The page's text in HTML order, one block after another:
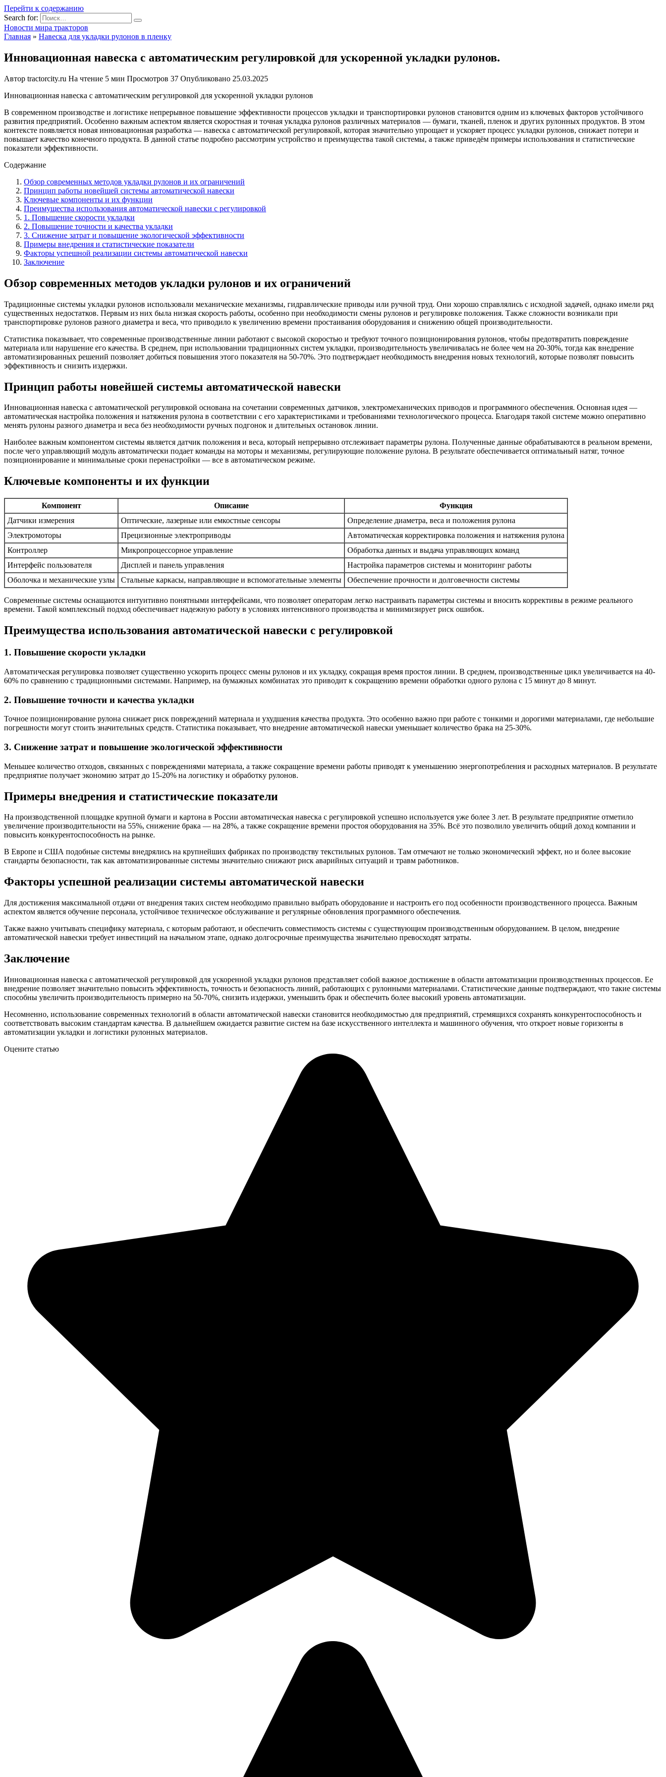
Перейти к содержанию
Search for:
Новости мира тракторов
Главная » Навеска для укладки рулонов в пленку
Инновационная навеска с автоматическим регулировкой для ускоренной укладки рулонов.
Автор tractorcity.ru На чтение 5 мин Просмотров 37 Опубликовано 25.03.2025
Инновационная навеска с автоматическим регулировкой для ускоренной укладки рулонов
В современном производстве и логистике непрерывное повышение эффективности процессов укладки и транспортировки рулонов становится одним из ключевых факторов устойчивого
развития предприятий. Особенно важным аспектом является скоростная и точная укладка рулонов различных материалов — бумаги, тканей, пленок и других рулонных продуктов. В этом
контексте появляется новая инновационная разработка — навеска с автоматической регулировкой, которая значительно упрощает и ускоряет процесс укладки рулонов, снижает потери и
повышает качество конечного продукта. В данной статье подробно рассмотрим устройство и преимущества такой системы, а также приведём примеры использования и статистические
показатели эффективности.
Содержание
Обзор современных методов укладки рулонов и их ограничений
Принцип работы новейшей системы автоматической навески
Ключевые компоненты и их функции
Преимущества использования автоматической навески с регулировкой
1. Повышение скорости укладки
2. Повышение точности и качества укладки
3. Снижение затрат и повышение экологической эффективности
Примеры внедрения и статистические показатели
Факторы успешной реализации системы автоматической навески
Заключение
Обзор современных методов укладки рулонов и их ограничений
Традиционные системы укладки рулонов использовали механические механизмы, гидравлические приводы или ручной труд. Они хорошо справлялись с исходной задачей, однако имели ряд
существенных недостатков. Первым из них была низкая скорость работы, особенно при необходимости смены рулонов и регулировке положения. Также сложности возникали при
транспортировке рулонов разного диаметра и веса, что приводило к увеличению времени простаивания оборудования и снижению общей производительности.
Статистика показывает, что современные производственные линии работают с высокой скоростью и требуют точного позиционирования рулонов, чтобы предотвратить повреждение
материала или нарушение его качества. В среднем, при использовании традиционных систем укладки, производительность увеличивалась не более чем на 20-30%, тогда как внедрение
автоматизированных решений позволяет добиться повышения этого показателя на 50-70%. Это подтверждает необходимость внедрения новых технологий, которые позволят повысить
эффективность и снизить издержки.
Принцип работы новейшей системы автоматической навески
Инновационная навеска с автоматической регулировкой основана на сочетании современных датчиков, электромеханических приводов и программного обеспечения. Основная идея —
автоматическая настройка положения и натяжения рулона в соответствии с его характеристиками и требованиями технологического процесса. Благодаря такой системе можно оперативно
менять рулоны разного диаметра и веса без необходимости ручных подгонок и длительных остановок линии.
Наиболее важным компонентом системы является датчик положения и веса, который непрерывно отслеживает параметры рулона. Полученные данные обрабатываются в реальном времени,
после чего управляющий модуль автоматически подает команды на моторы и механизмы, регулирующие положение рулона. В результате обеспечивается оптимальный натяг, точное
позиционирование и минимальные сроки перенастройки — все в автоматическом режиме.
Ключевые компоненты и их функции
Компонент Описание
Функция
Датчики измерения
Оптические, лазерные или емкостные сенсоры
Определение диаметра, веса и положения рулона
Электромоторы
Прецизионные электроприводы
Автоматическая корректировка положения и натяжения рулона
Контроллер
Микропроцессорное управление
Обработка данных и выдача управляющих команд
Интерфейс пользователя
Дисплей и панель управления
Настройка параметров системы и мониторинг работы
Оболочка и механические узлы
Стальные каркасы, направляющие и вспомогательные элементы Обеспечение прочности и долговечности системы
Современные системы оснащаются интуитивно понятными интерфейсами, что позволяет операторам легко настраивать параметры системы и вносить коррективы в режиме реального
времени. Такой комплексный подход обеспечивает надежную работу в условиях интенсивного производства и минимизирует риск ошибок.
Преимущества использования автоматической навески с регулировкой
1. Повышение скорости укладки
Автоматическая регулировка позволяет существенно ускорить процесс смены рулонов и их укладку, сокращая время простоя линии. В среднем, производственные цикл увеличивается на 40-
60% по сравнению с традиционными системами. Например, на бумажных комбинатах это приводит к сокращению времени обработки одного рулона с 15 минут до 8 минут.
2. Повышение точности и качества укладки
Точное позиционирование рулона снижает риск повреждений материала и ухудшения качества продукта. Это особенно важно при работе с тонкими и дорогими материалами, где небольшие
погрешности могут стоить значительных средств. Статистика показывает, что внедрение автоматической навески уменьшает количество брака на 25-30%.
3. Снижение затрат и повышение экологической эффективности
Меньшее количество отходов, связанных с повреждениями материала, а также сокращение времени работы приводят к уменьшению энергопотребления и расходных материалов. В результате
предприятие получает экономию затрат до 15-20% на логистику и обработку рулонов.
Примеры внедрения и статистические показатели
На производственной площадке крупной бумаги и картона в России автоматическая навеска с регулировкой успешно используется уже более 3 лет. В результате предприятие отметило
увеличение производительности на 55%, снижение брака — на 28%, а также сокращение времени простоя оборудования на 35%. Всё это позволило увеличить общий доход компании и
повысить конкурентоспособность на рынке.
В Европе и США подобные системы внедрялись на крупнейших фабриках по производству текстильных рулонов. Там отмечают не только экономический эффект, но и более высокие
стандарты безопасности, так как автоматизированные системы значительно снижают риск аварийных ситуаций и травм работников.
Факторы успешной реализации системы автоматической навески
Для достижения максимальной отдачи от внедрения таких систем необходимо правильно выбрать оборудование и настроить его под особенности производственного процесса. Важным
аспектом является обучение персонала, устойчивое техническое обслуживание и регулярные обновления программного обеспечения.
Также важно учитывать специфику материала, с которым работают, и обеспечить совместимость системы с существующим производственным оборудованием. В целом, внедрение
автоматической навески требует инвестиций на начальном этапе, однако долгосрочные преимущества значительно превосходят затраты.
Заключение
Инновационная навеска с автоматической регулировкой для ускоренной укладки рулонов представляет собой важное достижение в области автоматизации производственных процессов. Ее
внедрение позволяет значительно повысить эффективность, точность и безопасность линий, работающих с рулонными материалами. Статистические данные подтверждают, что такие системы
способны увеличить производительность примерно на 50-70%, снизить издержки, уменьшить брак и обеспечить более высокий уровень автоматизации.
Несомненно, использование современных технологий в области автоматической навески становится необходимостью для предприятий, стремящихся сохранять конкурентоспособность и
соответствовать высоким стандартам качества. В дальнейшем ожидается развитие систем на базе искусственного интеллекта и машинного обучения, что откроет новые горизонты в
автоматизации укладки и логистики рулонных материалов.
Оцените статью